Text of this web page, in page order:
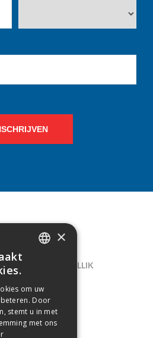
CONTACT
22, B-1731 ZELLIK
02/238.10.11
BE0407.694.265
×
om uw
Door
stemt u in met
met ons